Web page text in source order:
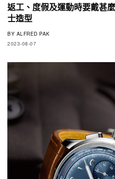
返工、度假及運動時要戴甚
士造型
BY ALFRED PAK
2023-08-07